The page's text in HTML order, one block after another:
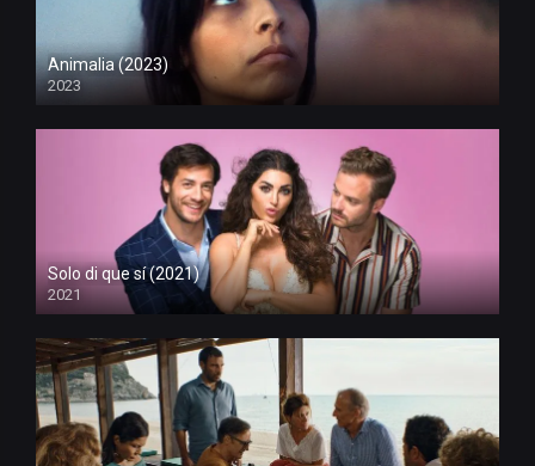
Animalia (2023)
2023
Solo di que sí (2021)
2021